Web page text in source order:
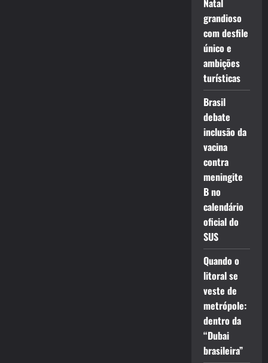
Natal
grandioso
com desfile
único e
ambições
turísticas
Brasil
debate
inclusão da
vacina
contra
meningite
B no
calendário
oficial do
SUS
Quando o
litoral se
veste de
metrópole:
dentro da
“Dubai
brasileira”